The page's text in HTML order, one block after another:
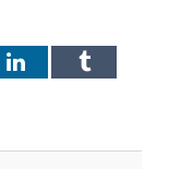
LinkedInTumblr